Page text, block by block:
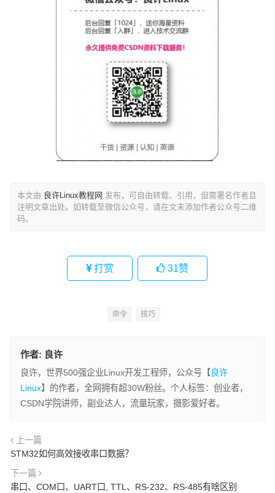
本文由 良许Linux教程网 发布，可自由转载、引用，但需署名作者且
注明文章出处。如转载至微信公众号，请在文末添加作者公众号二维
码。
打赏 31赞
命令 技巧
作者: 良许
良许，世界500强企业Linux开发工程师，公众号【 良许
Linux】的作者，全网拥有超30W粉丝。个人标签：创业者，
CSDN学院讲师，副业达人，流量玩家，摄影爱好者。
上一篇
STM32如何高效接收串口数据？
下一篇
串口、COM口、UART口, TTL、RS-232、RS-485有啥区别